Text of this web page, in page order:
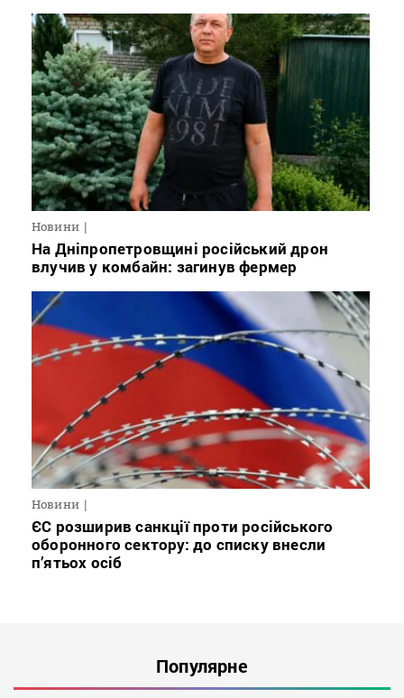
Новини
На Дніпропетровщині російський дрон
влучив у комбайн: загинув фермер
Новини
ЄС розширив санкції проти російського
оборонного сектору: до списку внесли
п’ятьох осіб
Популярне